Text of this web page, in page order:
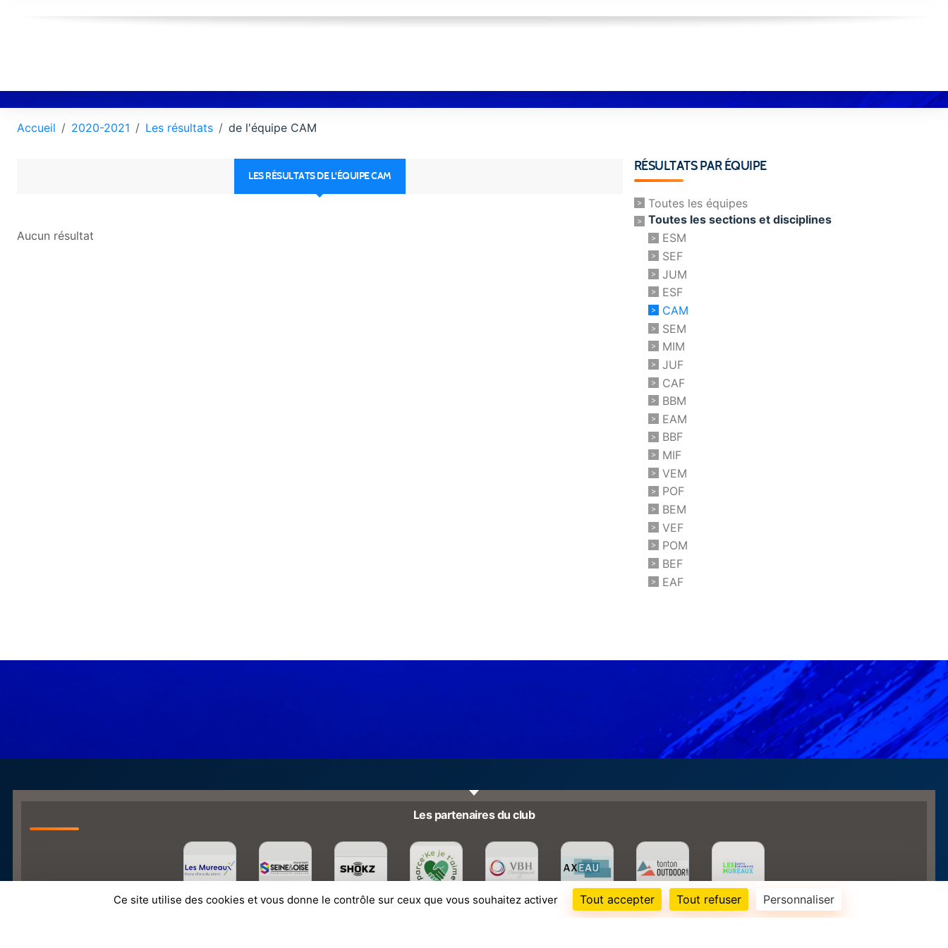
Accueil 2020-2021 Les résultats de l'équipe CAM
LES RÉSULTATS DE L'ÉQUIPE CAM
Aucun résultat
RÉSULTATS PAR ÉQUIPE
Toutes les équipes
Toutes les sections et disciplines
ESM
SEF
JUM
ESF
CAM
SEM
MIM
JUF
CAF
BBM
EAM
BBF
MIF
VEM
POF
BEM
VEF
POM
BEF
EAF
Les partenaires du club
130830
Ce site utilise des cookies et vous donne le contrôle sur ceux que vous souhaitez activer Tout accepter Tout refuser Personnaliser